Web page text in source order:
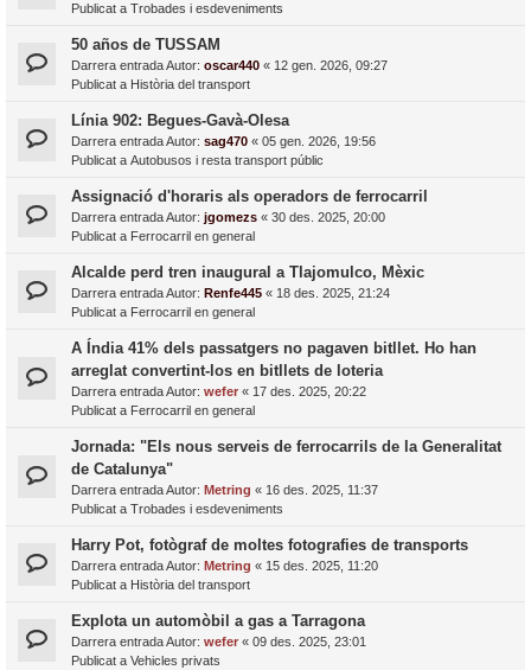
Publicat a Trobades i esdeveniments
50 años de TUSSAM
Darrera entrada Autor: oscar440 « 12 gen. 2026, 09:27
Publicat a Història del transport
Línia 902: Begues-Gavà-Olesa
Darrera entrada Autor: sag470 « 05 gen. 2026, 19:56
Publicat a Autobusos i resta transport públic
Assignació d'horaris als operadors de ferrocarril
Darrera entrada Autor: jgomezs « 30 des. 2025, 20:00
Publicat a Ferrocarril en general
Alcalde perd tren inaugural a Tlajomulco, Mèxic
Darrera entrada Autor: Renfe445 « 18 des. 2025, 21:24
Publicat a Ferrocarril en general
A Índia 41% dels passatgers no pagaven bitllet. Ho han
arreglat convertint-los en bitllets de loteria
Darrera entrada Autor: wefer « 17 des. 2025, 20:22
Publicat a Ferrocarril en general
Jornada: "Els nous serveis de ferrocarrils de la Generalitat
de Catalunya"
Darrera entrada Autor: Metring « 16 des. 2025, 11:37
Publicat a Trobades i esdeveniments
Harry Pot, fotògraf de moltes fotografies de transports
Darrera entrada Autor: Metring « 15 des. 2025, 11:20
Publicat a Història del transport
Explota un automòbil a gas a Tarragona
Darrera entrada Autor: wefer « 09 des. 2025, 23:01
Publicat a Vehicles privats